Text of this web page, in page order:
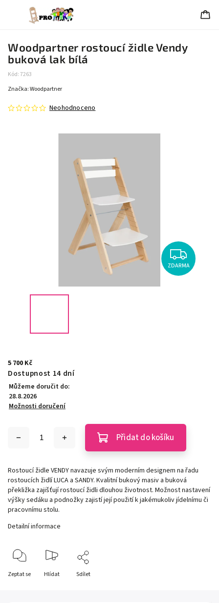
Woodpartner rostoucí židle Vendy
buková lak bílá
Kód:7263
Neohodnoceno
Značka:Woodpartner
ZDARMA
5 700 Kč
Dostupnost 14 dní
Můžeme doručit do:
28.8.2026
Možnosti doručení
Přidat do košíku
Rostoucí židle VENDY navazuje svým moderním designem na řadu
rostoucích židlí LUCA a SANDY. Kvalitní bukový masiv a buková
překližka zajišťují rostoucí židli dlouhou životnost. Možnost nastavení
výšky sedáku a podnožky zajistí její použití k jakémukoliv jídelnímu či
pracovnímu stolu.
Detailní informace
Zeptat se Hlídat Sdílet